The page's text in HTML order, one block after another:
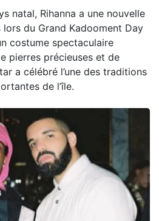
natal, Rihanna a une nouvelle
du Grand Kadooment Day
costume spectaculaire
pierres précieuses et de
a célébré l’une des traditions
de l’île.